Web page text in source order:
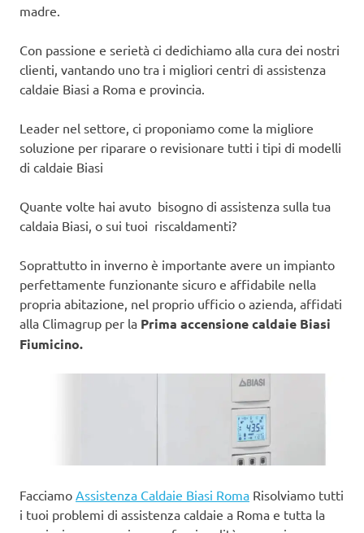
madre.
Con passione e serietà ci dedichiamo alla cura dei nostri
clienti, vantando uno tra i migliori centri di assistenza
caldaie Biasi a Roma e provincia.
Leader nel settore, ci proponiamo come la migliore
soluzione per riparare o revisionare tutti i tipi di modelli
di caldaie Biasi
Quante volte hai avuto bisogno di assistenza sulla tua
caldaia Biasi, o sui tuoi riscaldamenti?
Soprattutto in inverno è importante avere un impianto
perfettamente funzionante sicuro e affidabile nella
propria abitazione, nel proprio ufficio o azienda, affidati
alla Climagrup per la Prima accensione caldaie Biasi
Fiumicino.
Facciamo Assistenza Caldaie Biasi Roma Risolviamo tutti
i tuoi problemi di assistenza caldaie a Roma e tutta la